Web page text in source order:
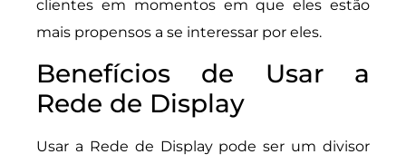
clientes em momentos em que eles estão
mais propensos a se interessar por eles.
Benefícios de Usar a
Rede de Display
Usar a Rede de Display pode ser um divisor